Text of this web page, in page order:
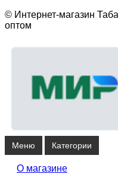
© Интернет-магазин
оптом
Меню Категории
О магазине